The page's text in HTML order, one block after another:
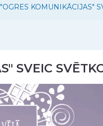
"OGRES KOMUNIKĀCIJAS"
SVEIC